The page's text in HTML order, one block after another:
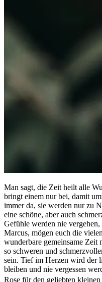
Man sagt, die Zeit heilt alle
bringt einem nur bei, damit
immer da, sie werden nur zu
eine schöne, aber auch
Gefühle werden nie
Marcus, mögen euch die
wunderbare gemeinsame
so schweren und
sein. Tief im Herzen wird der
bleiben und nie vergessen
Rose für den geliebten